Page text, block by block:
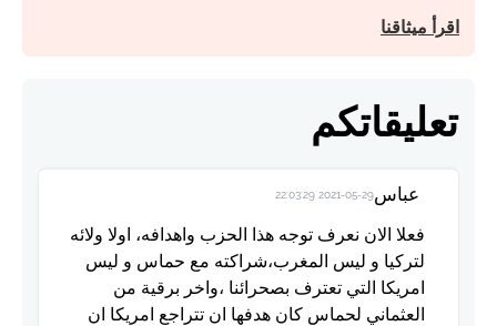
اقرأ ميثاقنا
تعليقاتكم
عباس2021-05-29 22:03:29
فعلا الان نعرف توجه هذا الحزب واهدافه، اولا ولائه
لتركيا و ليس المغرب،شراكته مع حماس و ليس
امريكا التي تعترف بصحرائنا ،واخر برقية من
العثماني لحماس كان هدفها ان تتراجع امريكا ان